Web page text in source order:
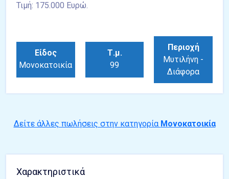
Τιμή: 175.000 Ευρώ.
Είδος
Μονοκατοικία
Τ.μ.
99
Περιοχή
Μυτιλήνη -
Διάφορα
Δείτε άλλες πωλήσεις στην κατηγορία Μονοκατοικία
Χαρακτηριστικά